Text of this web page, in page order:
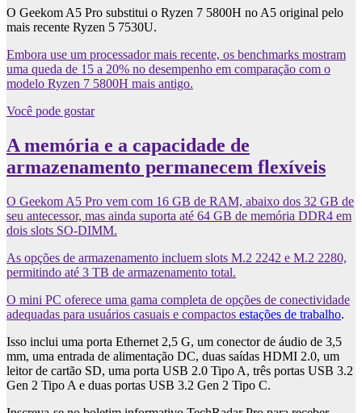
O Geekom A5 Pro substitui o Ryzen 7 5800H no A5 original pelo
mais recente Ryzen 5 7530U.
Embora use um processador mais recente, os benchmarks mostram
uma queda de 15 a 20% no desempenho em comparação com o
modelo Ryzen 7 5800H mais antigo.
Você pode gostar
A memória e a capacidade de
armazenamento permanecem flexíveis
O Geekom A5 Pro vem com 16 GB de RAM, abaixo dos 32 GB de
seu antecessor, mas ainda suporta até 64 GB de memória DDR4 em
dois slots SO-DIMM.
As opções de armazenamento incluem slots M.2 2242 e M.2 2280,
permitindo até 3 TB de armazenamento total.
O mini PC oferece uma gama completa de opções de conectividade
adequadas para usuários casuais e compactos estações de trabalho.
Isso inclui uma porta Ethernet 2,5 G, um conector de áudio de 3,5
mm, uma entrada de alimentação DC, duas saídas HDMI 2.0, um
leitor de cartão SD, uma porta USB 2.0 Tipo A, três portas USB 3.2
Gen 2 Tipo A e duas portas USB 3.2 Gen 2 Tipo C.